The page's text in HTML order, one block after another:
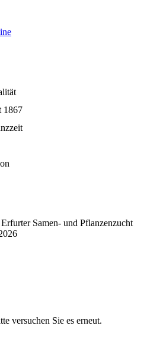
1867
Samen- und Pflanzenzucht
versuchen Sie es erneut.